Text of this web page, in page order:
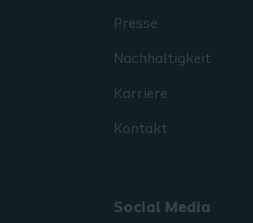
Presse
Nachhaltigkeit
Karriere
Kontakt
Social Media